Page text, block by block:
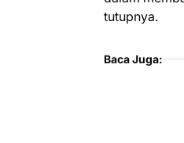
tutupnya.
Baca Juga: